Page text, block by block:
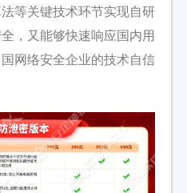
等关键技术环节实现自研
，又能够快速响应国内用
网络安全企业的技术自信